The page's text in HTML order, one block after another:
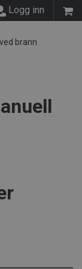
Logg inn
brann